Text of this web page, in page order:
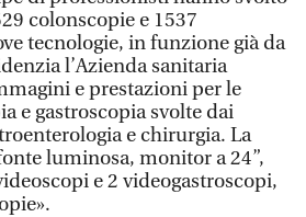
colonscopie e 1537
tecnologie, in funzione già da
l’Azienda sanitaria
e prestazioni per le
e gastroscopia svolte dai
e chirurgia. La
luminosa, monitor a 24”,
e 2 videogastroscopi,